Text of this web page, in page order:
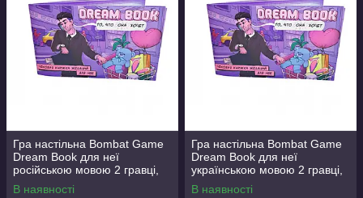
Гра настільна Bombat Game
Dream Book для неї
російською мовою 2 гравці,
18+ років (in028-hbr)
В наявності
Гра настільна Bombat Game
Dream Book для неї
українською мовою 2 гравці,
18+ років (in029-hbr)
В наявності